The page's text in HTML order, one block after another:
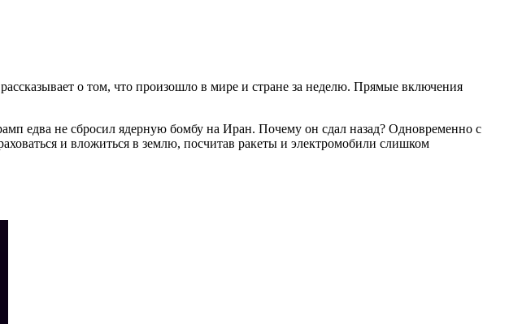
о том, что произошло в мире и стране за неделю. Прямые включения
едва не сбросил ядерную бомбу на Иран. Почему он сдал назад? Одновременно с
и вложиться в землю, посчитав ракеты и электромобили слишком